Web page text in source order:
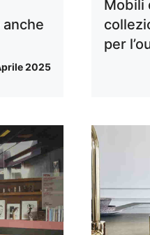
2025
Mobili
per